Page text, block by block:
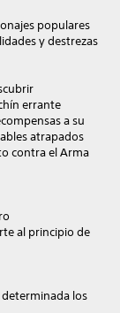
populares
y destrezas
errante
a su
atrapados
contra el Arma
al principio de
determinada los